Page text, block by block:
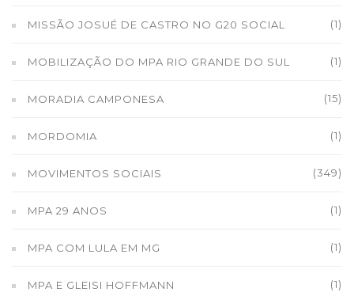
MISSÃO JOSUÉ DE CASTRO NO G20 SOCIAL (1)
MOBILIZAÇÃO DO MPA RIO GRANDE DO SUL (1)
MORADIA CAMPONESA (15)
MORDOMIA (1)
MOVIMENTOS SOCIAIS (349)
MPA 29 ANOS (1)
MPA COM LULA EM MG (1)
MPA E GLEISI HOFFMANN (1)